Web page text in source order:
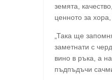
земята,
ценното за
„Така ще
заметнати с
вино в ръка, а
пъдпъдъчи